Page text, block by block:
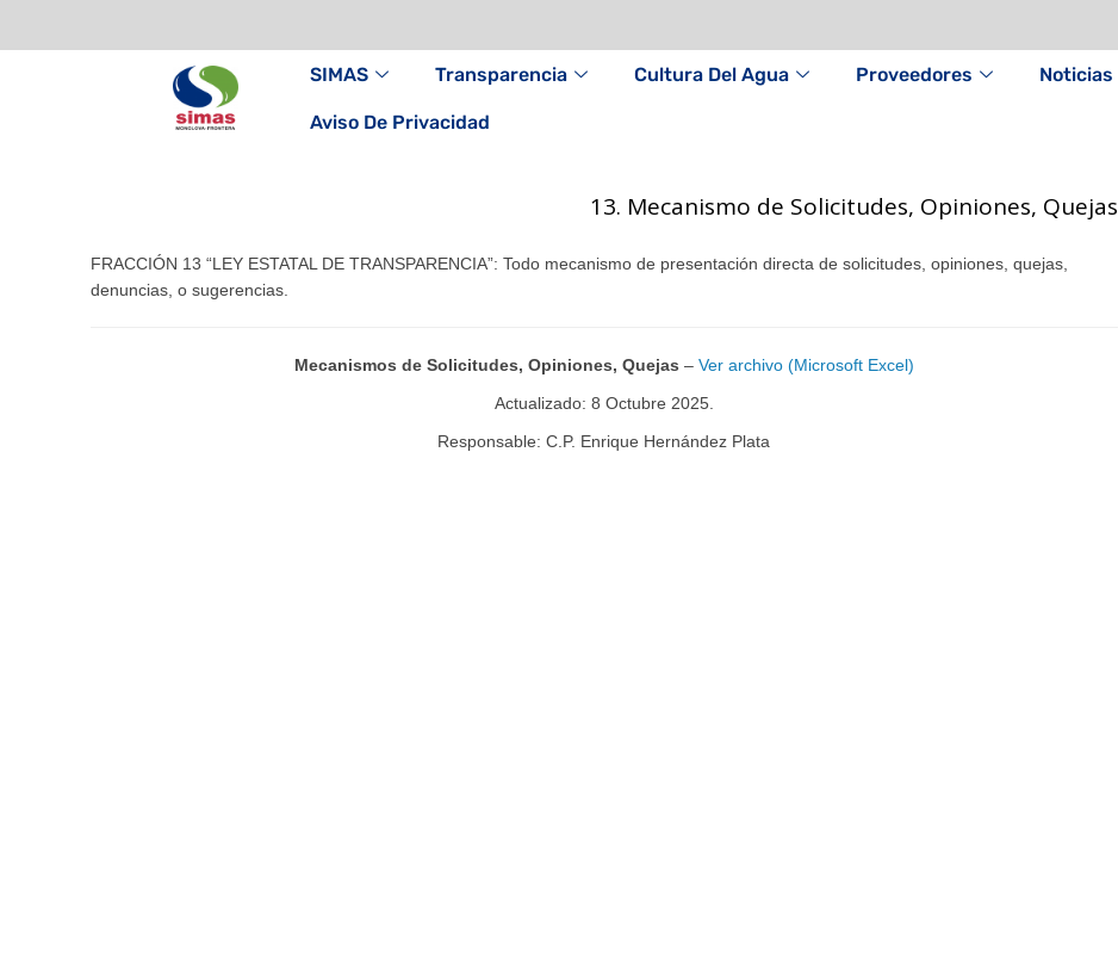
SIMAS Transparencia Cultura Del Agua Proveedores Noticias
Aviso De Privacidad
13. Mecanismo de Solicitudes, Opiniones, Quejas
FRACCIÓN 13 “LEY ESTATAL DE TRANSPARENCIA”: Todo mecanismo de presentación directa de solicitudes, opiniones, quejas,
denuncias, o sugerencias.
Mecanismos de Solicitudes, Opiniones, Quejas – Ver archivo (Microsoft Excel)
Actualizado: 8 Octubre 2025.
Responsable: C.P. Enrique Hernández Plata